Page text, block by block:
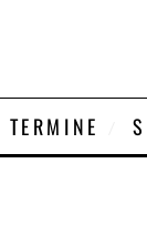
TERMINE